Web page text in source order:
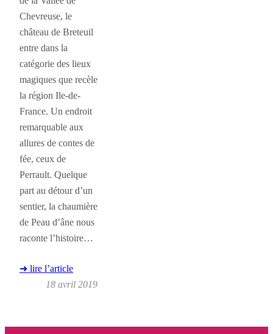
Chevreuse, le
château de Breteuil
entre dans la
catégorie des lieux
magiques que recèle
la région Ile-de-
France. Un endroit
remarquable aux
allures de contes de
fée, ceux de
Perrault. Quelque
part au détour d’un
sentier, la chaumière
de Peau d’âne nous
raconte l’histoire…
➜ lire l’article
18 avril 2019